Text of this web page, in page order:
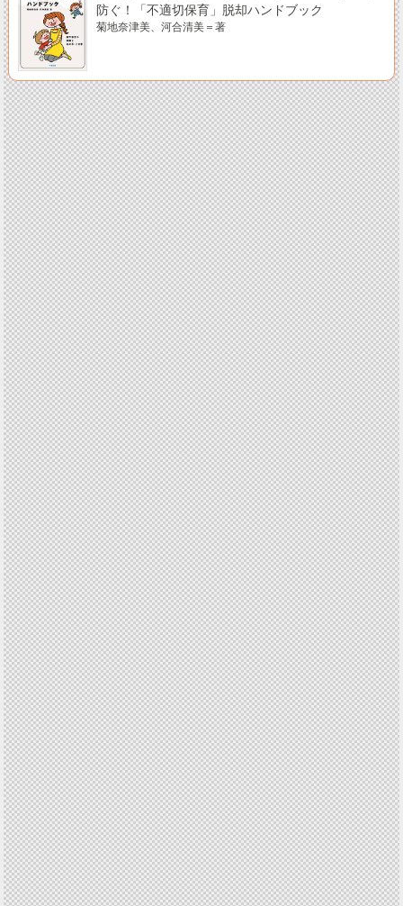
防ぐ！「不適切保育」脱却ハンドブック
菊地奈津美、河合清美＝著